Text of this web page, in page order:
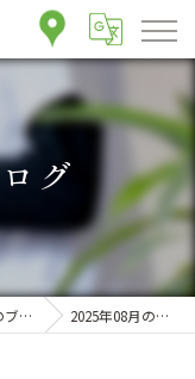
グ
グ 2025年08月の記事